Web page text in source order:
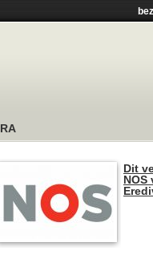
Dit
NOS